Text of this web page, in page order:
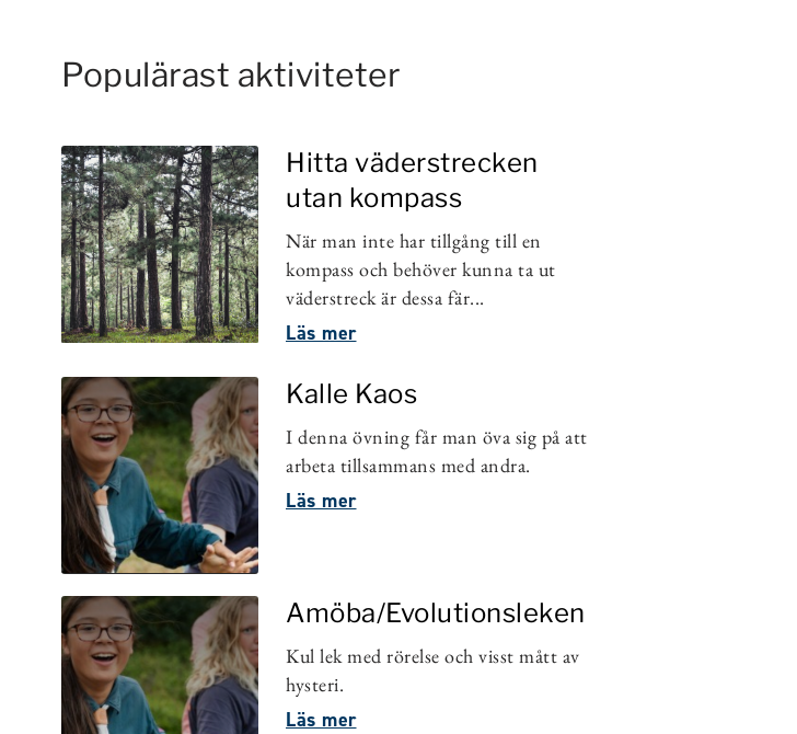
Populärast aktiviteter
Hitta väderstrecken
utan kompass
När man inte har tillgång till en
kompass och behöver kunna ta ut
väderstreck är dessa fär...
Läs mer
Kalle Kaos
I denna övning får man öva sig på att
arbeta tillsammans med andra.
Läs mer
Amöba/Evolutionsleken
Kul lek med rörelse och visst mått av
hysteri.
Läs mer